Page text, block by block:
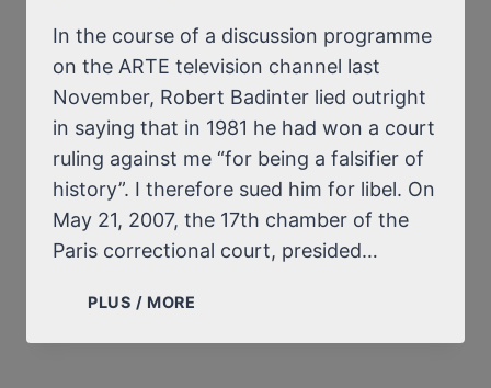
In the course of a discussion programme
on the ARTE television channel last
November, Robert Badinter lied outright
in saying that in 1981 he had won a court
ruling against me “for being a falsifier of
history”. I therefore sued him for libel. On
May 21, 2007, the 17th chamber of the
Paris correctional court, presided…
PLUS / MORE
JUSTICE